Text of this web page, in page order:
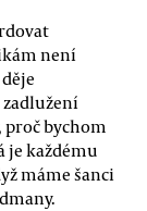
není
bychom
je každému
máme šanci